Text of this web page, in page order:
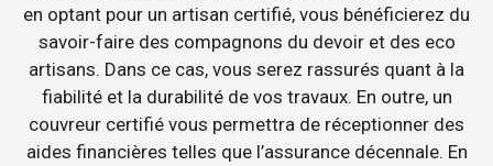
en optant pour un artisan certifié, vous bénéficierez du
savoir-faire des compagnons du devoir et des eco
artisans. Dans ce cas, vous serez rassurés quant à la
fiabilité et la durabilité de vos travaux. En outre, un
couvreur certifié vous permettra de réceptionner des
aides financières telles que l’assurance décennale. En